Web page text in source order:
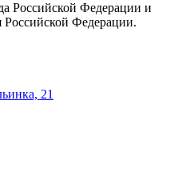
Российской Федерации и
Российской Федерации.
21